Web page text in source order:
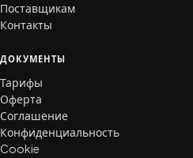
Поставщикам
Контакты
ДОКУМЕНТЫ
Тарифы
Оферта
Соглашение
Конфиденциальность
Cookie